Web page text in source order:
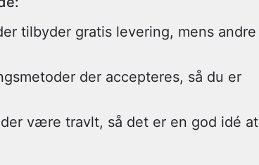
tilbyder gratis levering, mens andre
der accepteres, så du er
være travlt, så det er en god idé at